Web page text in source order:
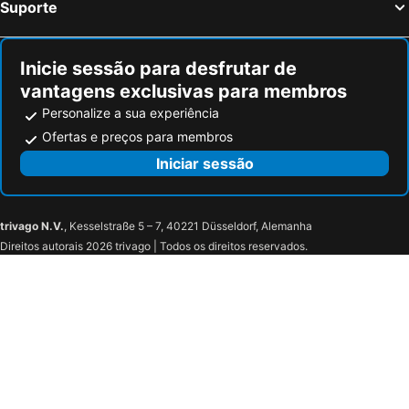
Suporte
Inicie sessão para desfrutar de
vantagens exclusivas para membros
Personalize a sua experiência
Ofertas e preços para membros
Iniciar sessão
trivago N.V., Kesselstraße 5 – 7, 40221 Düsseldorf, Alemanha
Direitos autorais 2026 trivago | Todos os direitos reservados.